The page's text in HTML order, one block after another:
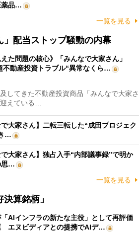
薬品…
一覧を見る
」配当ストップ騒動の内幕
えた問題の核心》「みんなで大家さん」
不動産投資トラブル“異常なくら…
してきた不動産投資商品「みんなで大家さ
えている…
で大家さん】二転三転した“成田プロジェク
…
で大家さん】独占入手“内部議事録”で明か
思…
一覧を見る
算銘柄」
AIインフラの新たな主役」として再評価
エヌビディアとの提携でAIデ…